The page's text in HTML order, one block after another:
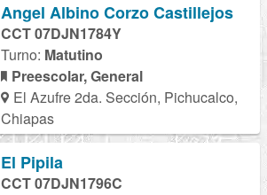
Angel Albino Corzo Castillejos
CCT 07DJN1784Y
Turno: Matutino
Preescolar, General
El Azufre 2da. Sección, Pichucalco,
Chiapas
El Pipila
CCT 07DJN1796C